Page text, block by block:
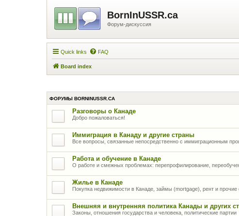
BornInUSSR.ca
Форум-дискуссия
Quick links FAQ
Board index
ФОРУМЫ BORNINUSSR.CA
Разговоры о Канаде
Добро пожаловаться!
Иммиграция в Канаду и другие страны
Все вопросы, связанные непосредственно с иммиграционным
Работа и обучение в Канаде
О работе и смежных проблемах: перепрофилирование,
Жилье в Канаде
Покупка недвижимости в Канаде, займы (mortgage), рент и
Внешняя и внутренняя политика Канады и других
Законы, отношения государства и человека, политические партии